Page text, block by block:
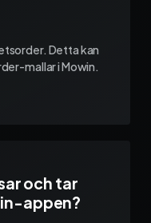
Detta kan
mallar i Mowin.
och tar
appen?